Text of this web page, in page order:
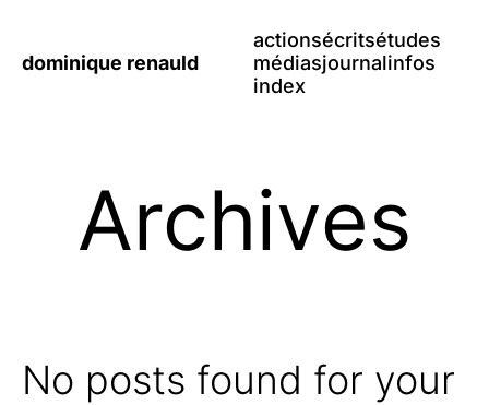
dominique renauld
actionsécritsétudes
médiasjournalinfos
index
Archives
No posts found for your